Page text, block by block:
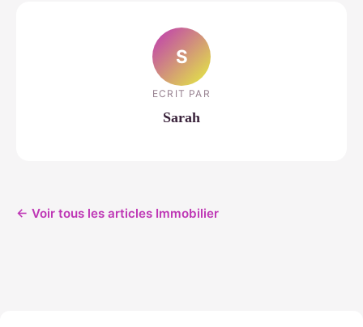
S
ECRIT PAR
Sarah
← Voir tous les articles Immobilier